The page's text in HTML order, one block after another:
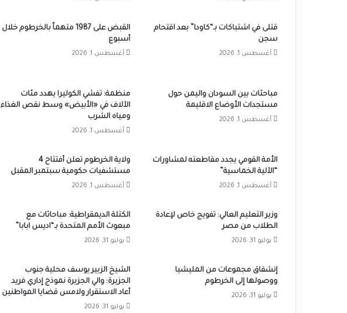
قتلى في اشتباكات بـ“كاودا” بعد اقتحام
سجن
أغسطس 1, 2026
القبض على 1987 متهماً بالخرطوم خلال
أسبوع
أغسطس 1, 2026
مباحثات بين السودان واليمن حول
مستجدات الأوضاع الاقليمة
أغسطس 1, 2026
منظمة: تفشي الكوليرا يهدد مئات
الآلاف في «الأبيض» وسط نقص الغذاء
ومياه الشرب
أغسطس 1, 2026
الأمة القومي يجدد مقاطعته لمشاورات
“الآلية الخماسية”
أغسطس 1, 2026
ولاية الخرطوم تعلن أفتتاح 4
مستشفيات حكومية سبتمبر المقبل
أغسطس 1, 2026
وزير التعليم العالي: تفويج خاص لإعادة
الطلاب من مصر
يوليو 31, 2026
الكتلة الديمقراطية: مباحاثات مع
مبعوث الأمم المتحدة بـ“اديس ابابا”
يوليو 31, 2026
إنشقاق مجموعات من المليشيا
ووصولها إلى الخرطوم
يوليو 31, 2026
الشيخ الزبير يوسف محلية جنوب
الجزيرة: والي الجزيرة نموذج إداري فريد
أعاد الاستقرار ولامس قضايا المواطنين
يوليو 31, 2026